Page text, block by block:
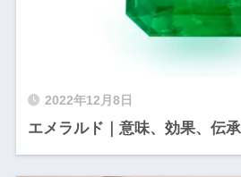
2022年12月8日
エメラルド｜意味、効果、伝